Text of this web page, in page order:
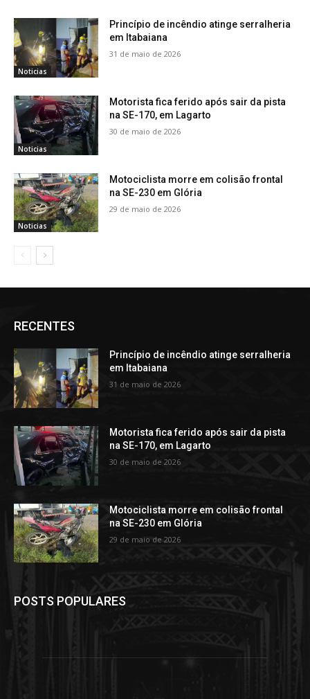
Noticias
Princípio de incêndio atinge serralheria
em Itabaiana
31 de maio de 2026
Noticias
Motorista fica ferido após sair da pista
na SE-170, em Lagarto
30 de maio de 2026
Noticias
Motociclista morre em colisão frontal
na SE-230 em Glória
29 de maio de 2026
RECENTES
Princípio de incêndio atinge serralheria
em Itabaiana
31 de maio de 2026
Motorista fica ferido após sair da pista
na SE-170, em Lagarto
30 de maio de 2026
Motociclista morre em colisão frontal
na SE-230 em Glória
29 de maio de 2026
POSTS POPULARES